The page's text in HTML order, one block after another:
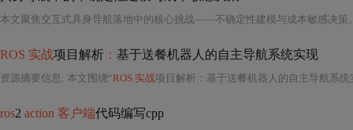
本文聚焦交互式具身导航落地中的核心挑战——不确定性建模与成本敏感决策
ROS 实战项目解析 ： 基于送餐机器人的自主导航系统实现
资源摘要信息: 本文围绕“ROS 实战项目解析 ： 基于送餐机器人的自主导航系
ros2 action 客户端代码编写cpp